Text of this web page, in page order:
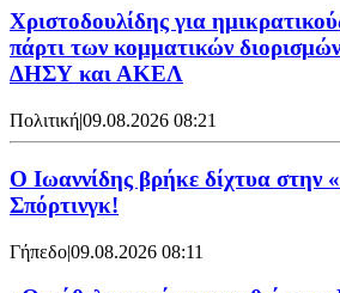
Χριστοδουλίδης για
πάρτι των κομματικών
ΔΗΣΥ και ΑΚΕΛ
Πολιτική|09.08.2026 08:21
Ο Ιωαννίδης βρήκε δίχτυα στην
Σπόρτινγκ!
Γήπεδο|09.08.2026 08:11